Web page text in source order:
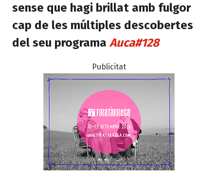
sense que hagi brillat amb fulgor
cap de les múltiples descobertes
del seu programa Auca#128
Publicitat